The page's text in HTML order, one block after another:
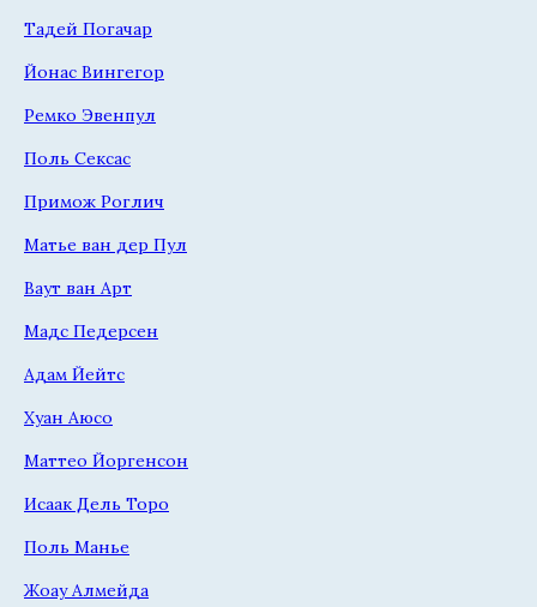
Тадей Погачар
Йонас Вингегор
Ремко Эвенпул
Поль Сексас
Примож Роглич
Матье ван дер Пул
Ваут ван Арт
Мадс Педерсен
Адам Йейтс
Хуан Аюсо
Маттео Йоргенсон
Исаак Дель Торо
Поль Манье
Жоау Алмейда